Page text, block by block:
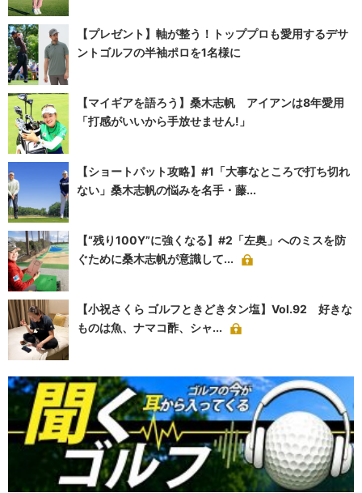
【プレゼント】軸が整う！トッププロも愛用するデサ
ントゴルフの半袖ポロを1名様に
【マイギアを語ろう】桑木志帆 アイアンは8年愛用
「打感がいいから手放せません!」
【ショートパット攻略】#1「大事なところで打ち切れ
ない」桑木志帆の悩みを名手・藤...
【“残り100Y”に強くなる】#2「左奥」へのミスを防
ぐために桑木志帆が意識して...
【小祝さくら ゴルフときどきタン塩】Vol.92 好きな
ものは魚、ナマコ酢、シャ...